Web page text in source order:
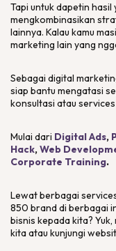
Tapi untuk dapetin hasil
mengkombinasikan
lainnya. Kalau kamu
marketing lain yang
Sebagai digital
siap bantu mengatasi
konsultasi atau services
Mulai dari Digital Ads,
Hack,Web
Corporate Training.
Lewat berbagai
850 brand di berbagai
bisnis kepada kita?
kita atau kunjungi